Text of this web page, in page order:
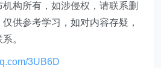
构所有，如涉侵权，请联系删
供参考学习，如对内容存疑，
。
3UB6D